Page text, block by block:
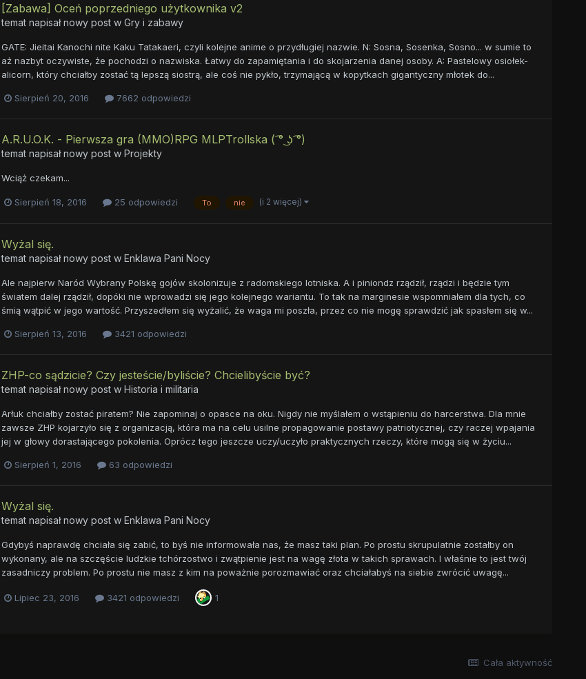
[Zabawa] Oceń poprzedniego użytkownika v2
temat napisał nowy post w Gry i zabawy
GATE: Jieitai Kanochi nite Kaku Tatakaeri, czyli kolejne anime o przydługiej nazwie. N: Sosna, Sosenka, Sosno... w sumie to
aż nazbyt oczywiste, że pochodzi o nazwiska. Łatwy do zapamiętania i do skojarzenia danej osoby. A: Pastelowy osiołek-
alicorn, który chciałby zostać tą lepszą siostrą, ale coś nie pykło, trzymającą w kopytkach gigantyczny młotek do...
Sierpień 20, 2016 7662 odpowiedzi
A.R.U.O.K. - Pierwsza gra (MMO)RPG MLPTrollska ( ͡° ͜ʖ ͡°)
temat napisał nowy post w Projekty
Wciąż czekam...
Sierpień 18, 2016 25 odpowiedzi To nie (i 2 więcej)
Wyżal się.
temat napisał nowy post w Enklawa Pani Nocy
Ale najpierw Naród Wybrany Polskę gojów skolonizuje z radomskiego lotniska. A i piniondz rządził, rządzi i będzie tym
światem dalej rządził, dopóki nie wprowadzi się jego kolejnego wariantu. To tak na marginesie wspomniałem dla tych, co
śmią wątpić w jego wartość. Przyszedłem się wyżalić, że waga mi poszła, przez co nie mogę sprawdzić jak spasłem się w...
Sierpień 13, 2016 3421 odpowiedzi
ZHP-co sądzicie? Czy jesteście/byliście? Chcielibyście być?
temat napisał nowy post w Historia i militaria
Arłuk chciałby zostać piratem? Nie zapominaj o opasce na oku. Nigdy nie myślałem o wstąpieniu do harcerstwa. Dla mnie
zawsze ZHP kojarzyło się z organizacją, która ma na celu usilne propagowanie postawy patriotycznej, czy raczej wpajania
jej w głowy dorastającego pokolenia. Oprócz tego jeszcze uczy/uczyło praktycznych rzeczy, które mogą się w życiu...
Sierpień 1, 2016 63 odpowiedzi
Wyżal się.
temat napisał nowy post w Enklawa Pani Nocy
Gdybyś naprawdę chciała się zabić, to byś nie informowała nas, że masz taki plan. Po prostu skrupulatnie zostałby on
wykonany, ale na szczęście ludzkie tchórzostwo i zwątpienie jest na wagę złota w takich sprawach. I właśnie to jest twój
zasadniczy problem. Po prostu nie masz z kim na poważnie porozmawiać oraz chciałabyś na siebie zwrócić uwagę...
Lipiec 23, 2016 3421 odpowiedzi 1
Cała aktywność